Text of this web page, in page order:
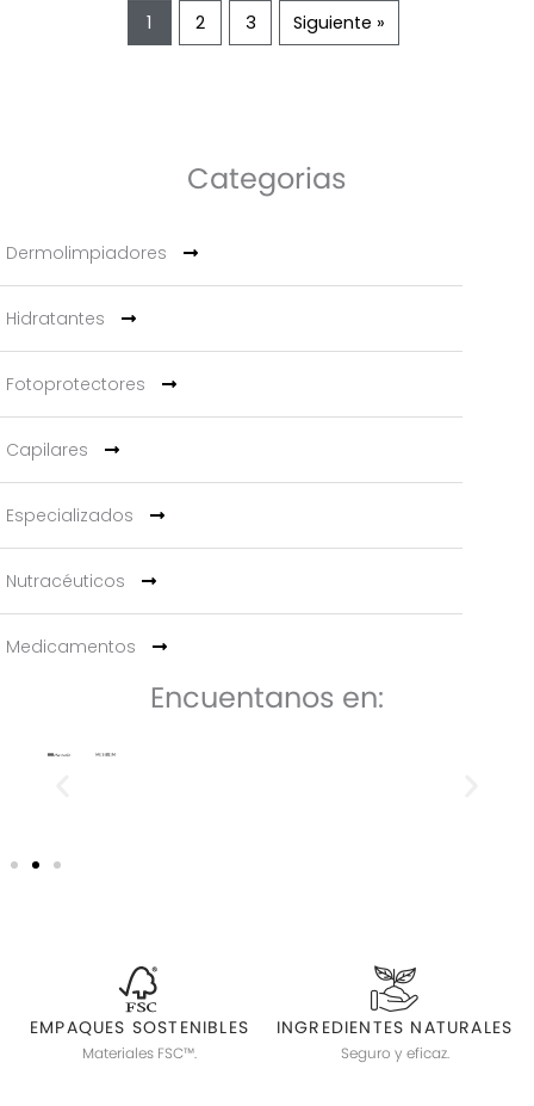
1 2 3 Siguiente »
Categorias
Dermolimpiadores
Hidratantes
Fotoprotectores
Capilares
Especializados
Nutracéuticos
Medicamentos
Encuentanos en:
EMPAQUES SOSTENIBLES
Materiales FSC™.
INGREDIENTES NATURALES
Seguro y eficaz.